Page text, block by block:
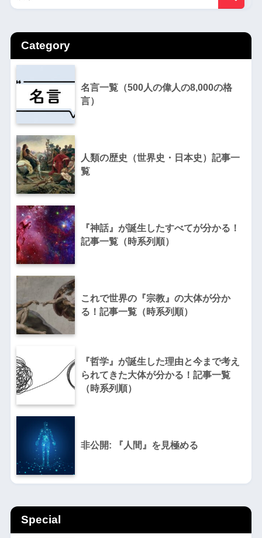
Category
名言一覧（500人の偉人の8,000の格
言）
人類の歴史（世界史・日本史）記事一
覧
『神話』が誕生したすべてが分かる！
記事一覧（時系列順）
これで世界の『宗教』の大体が分か
る！記事一覧（時系列順）
『哲学』が誕生した理由と今まで考え
られてきた大体が分かる！記事一覧
（時系列順）
非公開: 『人間』を見極める
Special